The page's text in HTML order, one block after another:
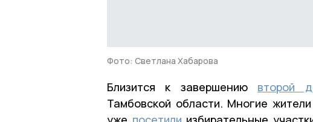
Фото: Светлана Хабарова
Близится к завершению второй
Тамбовской области. Многие